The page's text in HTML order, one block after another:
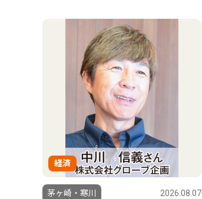
経済
茅ヶ崎・寒川 2026.08.07